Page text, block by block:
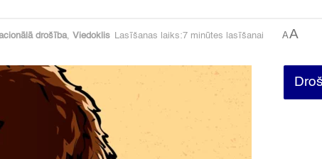
drošība, Viedoklis Lasīšanas laiks:7 minūtes lasīšanai AA